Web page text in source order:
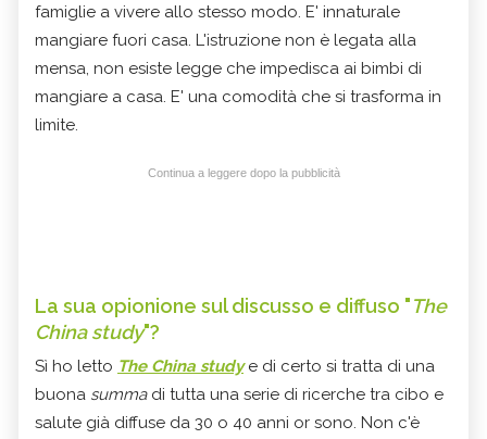
famiglie a vivere allo stesso modo. E' innaturale
mangiare fuori casa. L'istruzione non è legata alla
mensa, non esiste legge che impedisca ai bimbi di
mangiare a casa. E' una comodità che si trasforma in
limite.
Continua a leggere dopo la pubblicità
La sua opionione sul discusso e diffuso "The
China study"?
Sì ho letto The China studye di certo si tratta di una
buona summadi tutta una serie di ricerche tra cibo e
salute già diffuse da 30 o 40 anni or sono. Non c'è